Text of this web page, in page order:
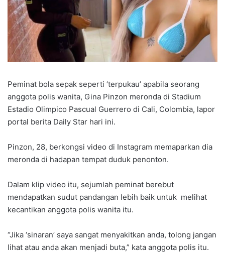
Peminat bola sepak seperti ‘terpukau’ apabila seorang
anggota polis wanita, Gina Pinzon meronda di Stadium
Estadio Olimpico Pascual Guerrero di Cali, Colombia, lapor
portal berita Daily Star hari ini.
Pinzon, 28, berkongsi video di Instagram memaparkan dia
meronda di hadapan tempat duduk penonton.
Dalam klip video itu, sejumlah peminat berebut
mendapatkan sudut pandangan lebih baik untuk melihat
kecantikan anggota polis wanita itu.
“Jika ‘sinaran’ saya sangat menyakitkan anda, tolong jangan
lihat atau anda akan menjadi buta,” kata anggota polis itu.